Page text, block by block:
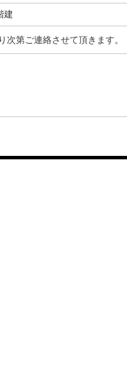
建
第ご連絡させて頂きます。